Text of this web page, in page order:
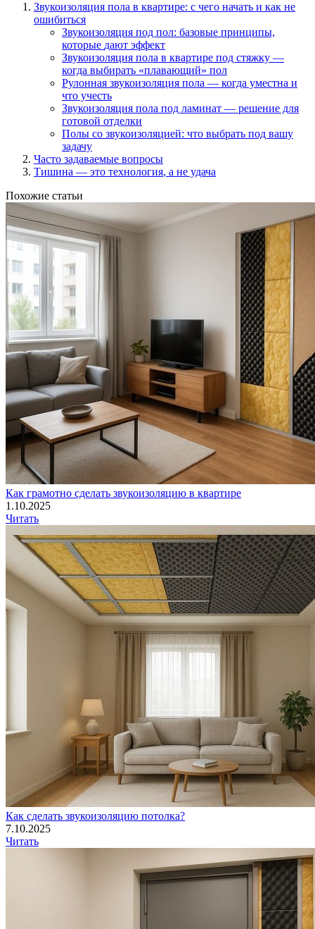
Звукоизоляция пола в квартире: с чего начать и как не
ошибиться
Звукоизоляция под пол: базовые принципы,
которые дают эффект
Звукоизоляция пола в квартире под стяжку —
когда выбирать «плавающий» пол
Рулонная звукоизоляция пола — когда уместна и
что учесть
Звукоизоляция пола под ламинат — решение для
готовой отделки
Полы со звукоизоляцией: что выбрать под вашу
задачу
Часто задаваемые вопросы
Тишина — это технология, а не удача
Похожие статьи
Как грамотно сделать звукоизоляцию в квартире
1.10.2025
Читать
Как сделать звукоизоляцию потолка?
7.10.2025
Читать